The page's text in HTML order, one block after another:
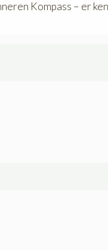
Kompass – er